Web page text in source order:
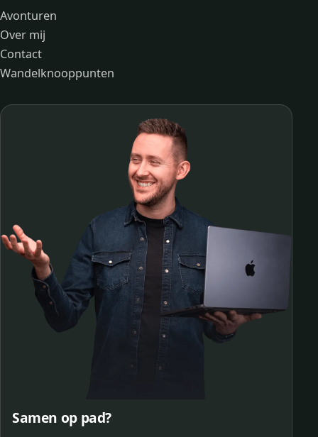
Avonturen
Over mij
Contact
Wandelknooppunten
Samen op pad?